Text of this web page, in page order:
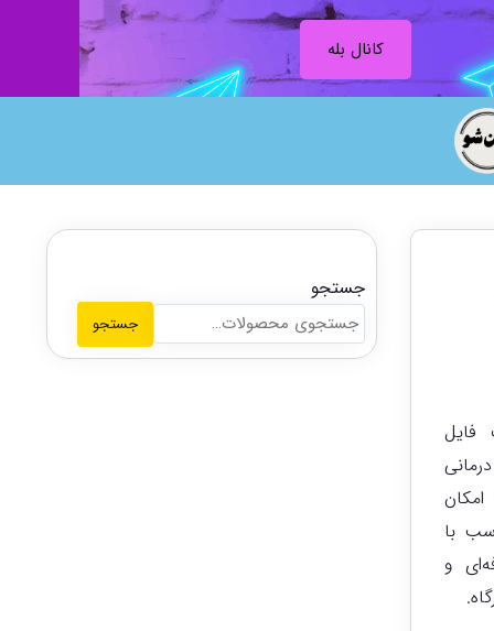
کانال بله
فایل
با
و
جستجو
جستجو